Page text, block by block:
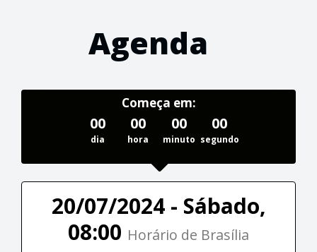
Agenda
Começa em:
00
dia
00
hora
00
minuto
00
segundo
20/07/2024 - Sábado,
08:00 Horário de Brasília